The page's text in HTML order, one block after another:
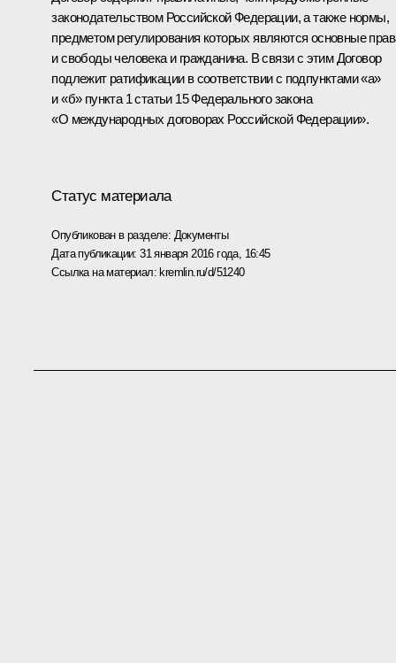
законодательством Российской Федерации, а также нормы,
предметом регулирования которых являются основные
и свободы человека и гражданина. В связи с этим Договор
подлежит ратификации в соответствии с подпунктами «а»
и «б» пункта 1 статьи 15 Федерального закона
«О международных договорах Российской Федерации».
Статус материала
Опубликован в разделе: Документы
Дата публикации:31 января 2016 года, 16:45
Ссылка на материал: kremlin.ru/d/51240